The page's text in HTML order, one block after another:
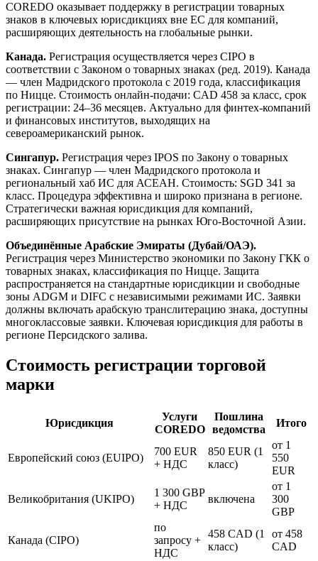
COREDO оказывает поддержку в регистрации товарных
знаков в ключевых юрисдикциях вне ЕС для компаний,
расширяющих деятельность на глобальные рынки.
Канада. Регистрация осуществляется через CIPO в
соответствии с Законом о товарных знаках (ред. 2019). Канада
— член Мадридского протокола с 2019 года, классификация
по Ницце. Стоимость онлайн-подачи: CAD 458 за класс, срок
регистрации: 24–36 месяцев. Актуально для финтех-компаний
и финансовых институтов, выходящих на
североамериканский рынок.
Сингапур. Регистрация через IPOS по Закону о товарных
знаках. Сингапур — член Мадридского протокола и
региональный хаб ИС для АСЕАН. Стоимость: SGD 341 за
класс. Процедура эффективна и широко признана в регионе.
Стратегически важная юрисдикция для компаний,
расширяющих присутствие на рынках Юго-Восточной Азии.
Объединённые Арабские Эмираты (Дубай/ОАЭ).
Регистрация через Министерство экономики по Закону ГКК о
товарных знаках, классификация по Ницце. Защита
распространяется на стандартные юрисдикции и свободные
зоны ADGM и DIFC с независимыми режимами ИС. Заявки
должны включать арабскую транслитерацию знака, доступны
многоклассовые заявки. Ключевая юрисдикция для работы в
регионе Персидского залива.
Стоимость регистрации торговой
марки
Юрисдикция
Услуги
COREDO
Пошлина
ведомства
Итого
Европейский союз (EUIPO)
700 EUR
+ НДС
850 EUR (1
класс)
от 1
550
EUR
Великобритания (UKIPO)
1 300 GBP
+ НДС
включена
от 1
300
GBP
Канада (CIPO)
по
запросу +
НДС
458 CAD (1
класс)
от 458
CAD